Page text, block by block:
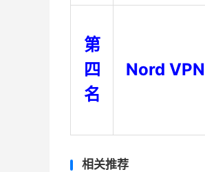
第
四
名
Nord VPN
相关推荐